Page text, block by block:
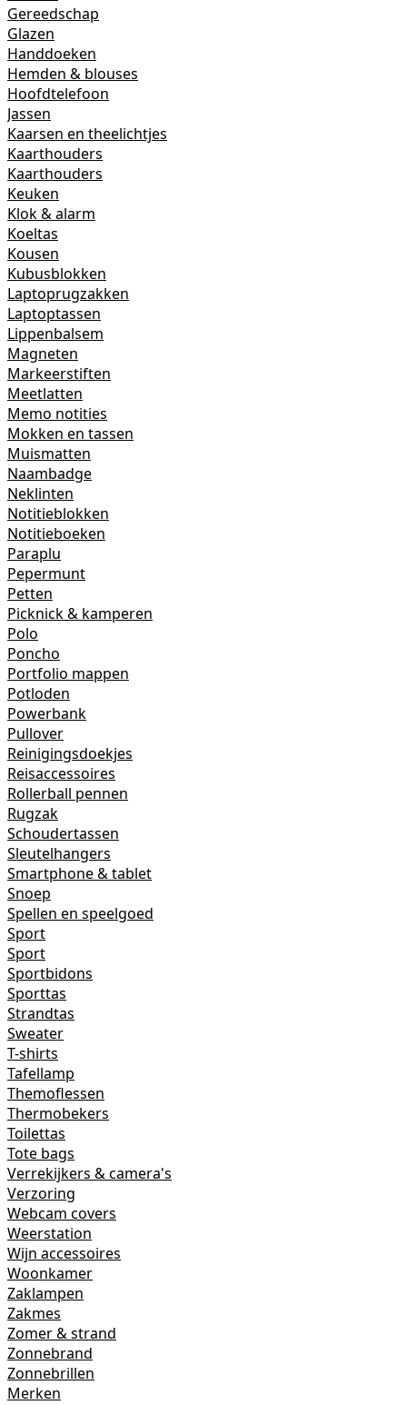
Gereedschap
Glazen
Handdoeken
Hemden & blouses
Hoofdtelefoon
Jassen
Kaarsen en theelichtjes
Kaarthouders
Kaarthouders
Keuken
Klok & alarm
Koeltas
Kousen
Kubusblokken
Laptoprugzakken
Laptoptassen
Lippenbalsem
Magneten
Markeerstiften
Meetlatten
Memo notities
Mokken en tassen
Muismatten
Naambadge
Neklinten
Notitieblokken
Notitieboeken
Paraplu
Pepermunt
Petten
Picknick & kamperen
Polo
Poncho
Portfolio mappen
Potloden
Powerbank
Pullover
Reinigingsdoekjes
Reisaccessoires
Rollerball pennen
Rugzak
Schoudertassen
Sleutelhangers
Smartphone & tablet
Snoep
Spellen en speelgoed
Sport
Sport
Sportbidons
Sporttas
Strandtas
Sweater
T-shirts
Tafellamp
Themoflessen
Thermobekers
Toilettas
Tote bags
Verrekijkers & camera's
Verzoring
Webcam covers
Weerstation
Wijn accessoires
Woonkamer
Zaklampen
Zakmes
Zomer & strand
Zonnebrand
Zonnebrillen
Merken